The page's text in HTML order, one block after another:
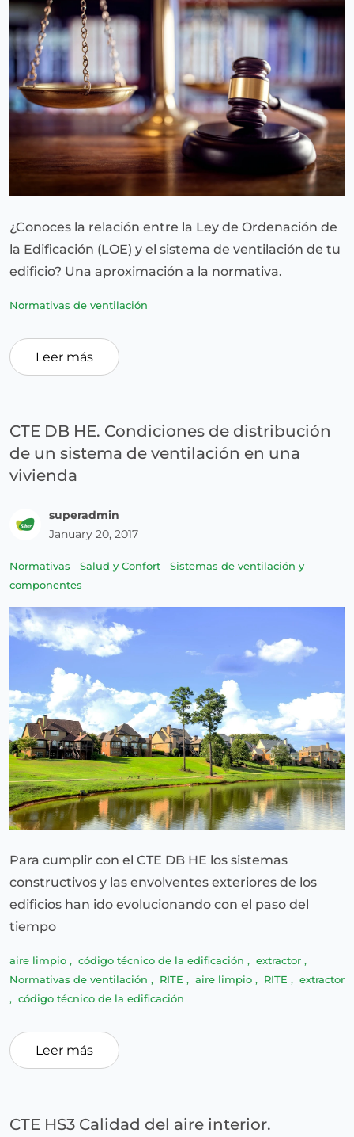
¿Conoces la relación entre la Ley de Ordenación de
la Edificación (LOE) y el sistema de ventilación de tu
edificio? Una aproximación a la normativa.
Normativas de ventilación
Leer más
CTE DB HE. Condiciones de distribución
de un sistema de ventilación en una
vivienda
superadmin
January 20, 2017
Normativas Salud y Confort
Sistemas de ventilación y
componentes
Para cumplir con el CTE DB HE los sistemas
constructivos y las envolventes exteriores de los
edificios han ido evolucionando con el paso del
tiempo
aire limpio , código técnico de la edificación , extractor ,
Normativas de ventilación , RITE , aire limpio , RITE , extractor
, código técnico de la edificación
Leer más
CTE HS3 Calidad del aire interior.